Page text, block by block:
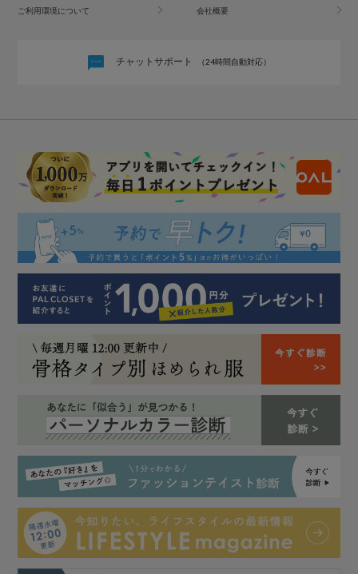
ご利用環境について 会社概要
チャットサポート （24時間自動対応）